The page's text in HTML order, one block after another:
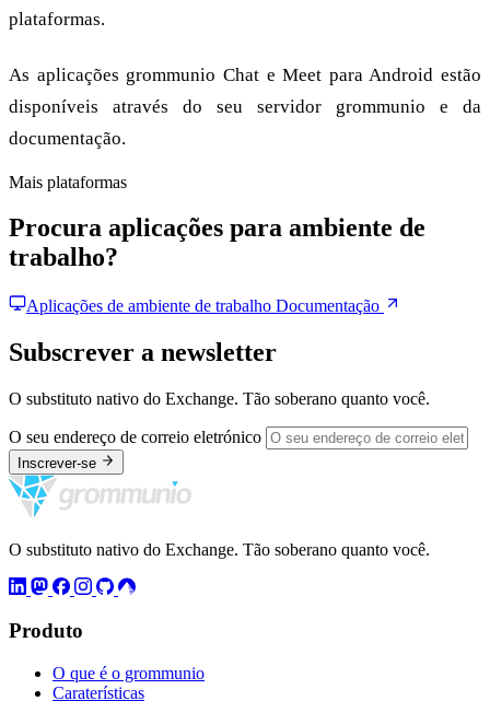
plataformas.
As aplicações grommunio Chat e Meet para Android estão
disponíveis através do seu servidor grommunio e da
documentação.
Mais plataformas
Procura aplicações para ambiente de
trabalho?
Aplicações de ambiente de trabalho Documentação
Subscrever a newsletter
O substituto nativo do Exchange. Tão soberano quanto você.
O seu endereço de correio eletrónico
Inscrever-se
O substituto nativo do Exchange. Tão soberano quanto você.
Produto
O que é o grommunio
Caraterísticas